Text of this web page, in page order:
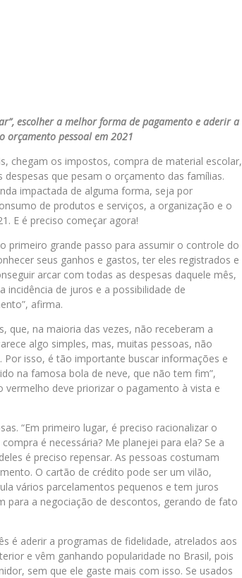
escolher a melhor forma de pagamento e aderir a
orçamento pessoal em 2021
chegam os impostos, compra de material escolar,
que pesam o orçamento das famílias.
impactada de alguma forma, seja por
de produtos e serviços, a organização e o
E é preciso começar agora!
primeiro grande passo para assumir o controle do
seus ganhos e gastos, ter eles registrados e
arcar com todas as despesas daquele mês,
incidência de juros e a possibilidade de
afirma.
que, na maioria das vezes, não receberam a
algo simples, mas, muitas pessoas, não
isso, é tão importante buscar informações e
na famosa bola de neve, que não tem fim”,
deve priorizar o pagamento à vista e
“Em primeiro lugar, é preciso racionalizar o
é necessária? Me planejei para ela? Se a
é preciso repensar. As pessoas costumam
O cartão de crédito pode ser um vilão,
vários parcelamentos pequenos e tem juros
para a negociação de descontos, gerando de fato
é aderir a programas de fidelidade, atrelados aos
e vêm ganhando popularidade no Brasil, pois
sem que ele gaste mais com isso. Se usados